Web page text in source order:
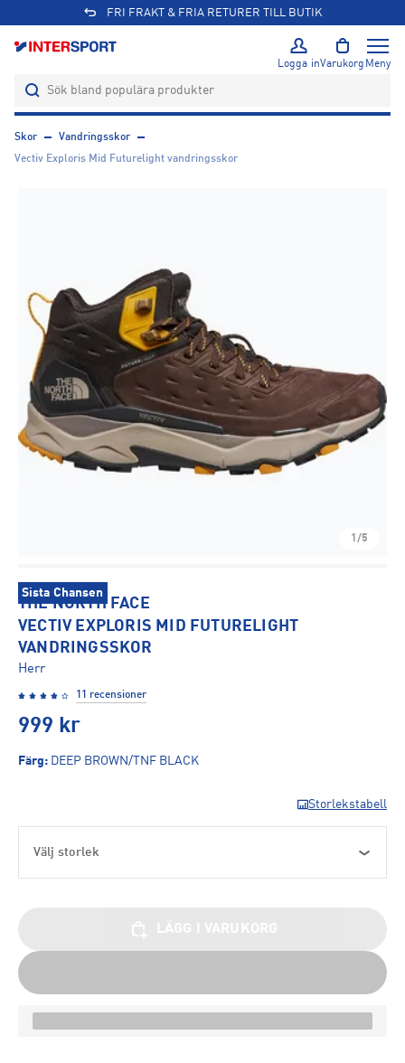
FRI FRAKT & FRIA RETURER TILL BUTIK
Logga inVarukorg Meny
Skor
Vandringsskor
Vectiv Exploris Mid Futurelight vandringsskor
1/5
Sista Chansen
THE NORTH FACE
VECTIV EXPLORIS MID FUTURELIGHT
VANDRINGSSKOR
Herr
11 recensioner
999 kr
Färg: DEEP BROWN/TNF BLACK
Storlekstabell
Välj storlek